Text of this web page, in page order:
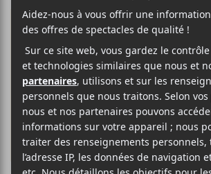
E
B
O
K
T
T
R
T
A
E
R